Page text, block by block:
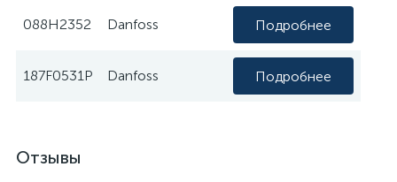
088H2352 Danfoss Подробнее
187F0531P Danfoss Подробнее
Отзывы